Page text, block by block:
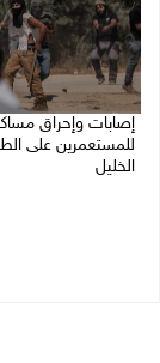
إصابات وإحراق
للمستعمرين على
الخليل